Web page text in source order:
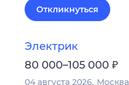
Откликнуться
Электрик
80 000–105 000 ₽
04 августа 2026 Москва